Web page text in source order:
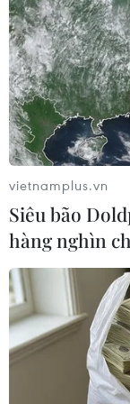
TIN LIÊN
Chính phủ
vietnamplus.vn
Siêu bão
hàng nghìn